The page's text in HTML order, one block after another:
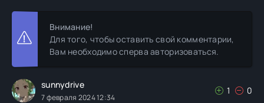
Внимание!
Для того, чтобы оставить свой комментарии,
Вам необходимо сперва авторизоваться.
sunnydrive
7 февраля 2024 12:34
1 0